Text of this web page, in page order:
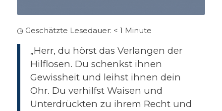
◷ Geschätzte Lesedauer: < 1 Minute
„Herr, du hörst das Verlangen der
Hilflosen. Du schenkst ihnen
Gewissheit und leihst ihnen dein
Ohr. Du verhilfst Waisen und
Unterdrückten zu ihrem Recht und